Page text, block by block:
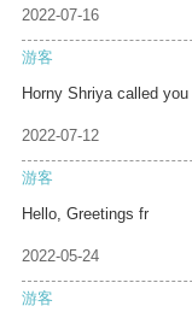
2022-07-16
游客
Horny Shriya called you
2022-07-12
游客
Hello, Greetings fr
2022-05-24
游客